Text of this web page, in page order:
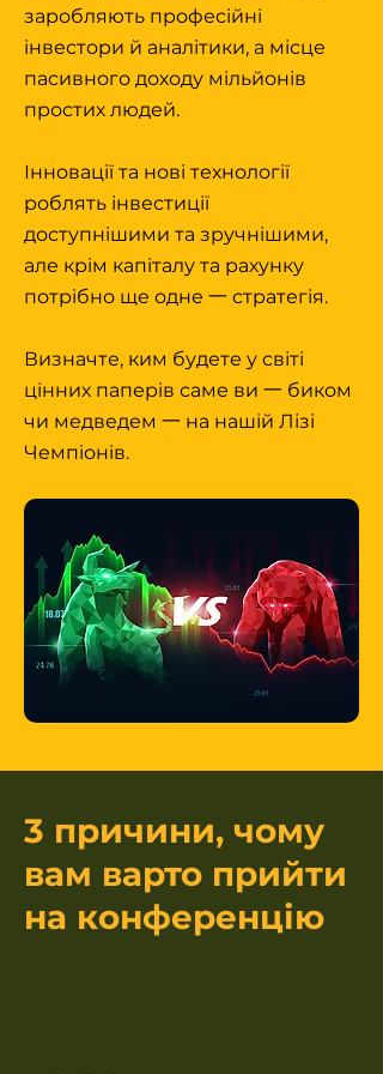
заробляють професійні
інвестори й аналітики, а місце
пасивного доходу мільйонів
простих людей.
Інновації та нові технології
роблять інвестиції
доступнішими та зручнішими,
але крім капіталу та рахунку
потрібно ще одне 一 стратегія.
Визначте, ким будете у світі
цінних паперів саме ви 一 биком
чи медведем 一 на нашій Лізі
Чемпіонів.
3 причини, чому
вам варто прийти
на конференцію